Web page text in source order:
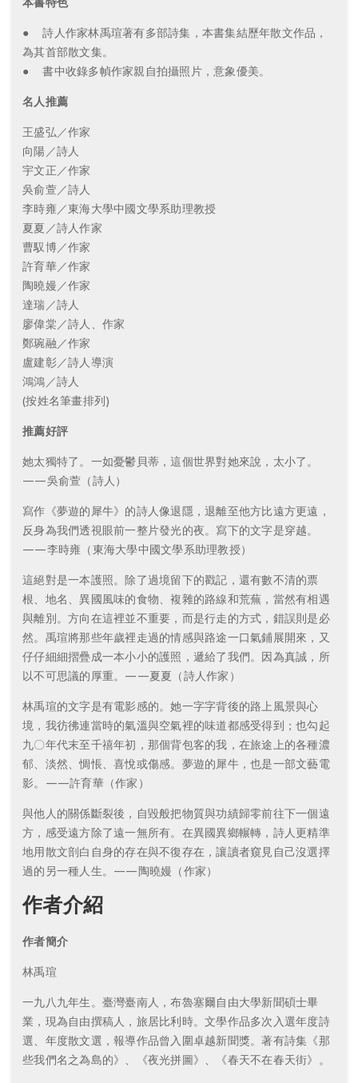
● 詩人作家林禹瑄著有多部詩集，本書集結歷年散文作品，
為其首部散文集。
● 書中收錄多幀作家親自拍攝照片，意象優美。
名人推薦
王盛弘／作家
向陽／詩人
宇文正／作家
吳俞萱／詩人
李時雍／東海大學中國文學系助理教授
夏夏／詩人作家
曹馭博／作家
許育華／作家
陶曉嫚／作家
達瑞／詩人
廖偉棠／詩人、作家
鄭琬融／作家
盧建彰／詩人導演
鴻鴻／詩人
(按姓名筆畫排列)
推薦好評
她太獨特了。一如憂鬱貝蒂，這個世界對她來說，太小了。
——吳俞萱（詩人）
寫作《夢遊的犀牛》的詩人像退隱，退離至他方比遠方更遠，
反身為我們透視眼前一整片發光的夜。寫下的文字是穿越。
——李時雍（東海大學中國文學系助理教授）
這絕對是一本護照。除了過境留下的戳記，還有數不清的票
根、地名、異國風味的食物、複雜的路線和荒蕪，當然有相遇
與離別。方向在這裡並不重要，而是行走的方式，錯誤則是必
然。禹瑄將那些年歲裡走過的情感與路途一口氣鋪展開來，又
仔仔細細摺疊成一本小小的護照，遞給了我們。因為真誠，所
以不可思議的厚重。——夏夏（詩人作家）
林禹瑄的文字是有電影感的。她一字字背後的路上風景與心
境，我彷彿連當時的氣溫與空氣裡的味道都感受得到；也勾起
九〇年代末至千禧年初，那個背包客的我，在旅途上的各種濃
郁、淡然、惆悵、喜悅或傷感。夢遊的犀牛，也是一部文藝電
影。——許育華（作家）
與他人的關係斷裂後，自毀般把物質與功績歸零前往下一個遠
方，感受遠方除了遠一無所有。在異國異鄉輾轉，詩人更精準
地用散文剖白自身的存在與不復存在，讓讀者窺見自己沒選擇
過的另一種人生。——陶曉嫚（作家）
作者介紹
作者簡介
林禹瑄
一九八九年生。臺灣臺南人，布魯塞爾自由大學新聞碩士畢
業，現為自由撰稿人，旅居比利時。文學作品多次入選年度詩
選、年度散文選，報導作品曾入圍卓越新聞獎。著有詩集《那
些我們名之為島的》、《夜光拼圖》、《春天不在春天街》。